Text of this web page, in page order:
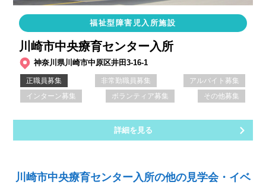
福祉型障害児入所施設
川崎市中央療育センター入所
神奈川県川崎市中原区井田3-16-1
正職員募集 非常勤職員募集
アルバイト募集
インターン募集
ボランティア募集 その他募集
詳細を見る
川崎市中央療育センター入所の他の見学会・イベ